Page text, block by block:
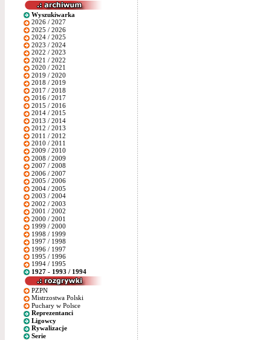
Wyszukiwarka
2026 / 2027
2025 / 2026
2024 / 2025
2023 / 2024
2022 / 2023
2021 / 2022
2020 / 2021
2019 / 2020
2018 / 2019
2017 / 2018
2016 / 2017
2015 / 2016
2014 / 2015
2013 / 2014
2012 / 2013
2011 / 2012
2010 / 2011
2009 / 2010
2008 / 2009
2007 / 2008
2006 / 2007
2005 / 2006
2004 / 2005
2003 / 2004
2002 / 2003
2001 / 2002
2000 / 2001
1999 / 2000
1998 / 1999
1997 / 1998
1996 / 1997
1995 / 1996
1994 / 1995
1927 - 1993 / 1994
PZPN
Mistrzostwa Polski
Puchary w Polsce
Reprezentanci
Ligowcy
Rywalizacje
Serie